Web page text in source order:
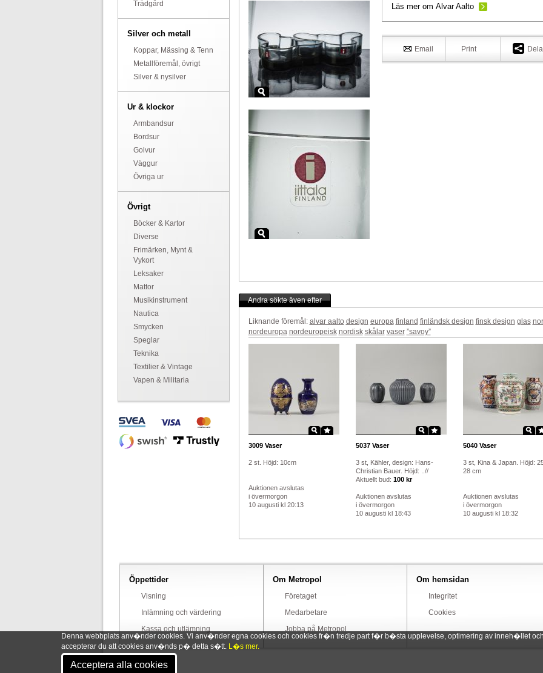
Denna webbplats anv�nder cookies. Vi anv�nder egna cookies och cookies fr�n tredje part f�r b�sta upplevelse, optimering av inneh�llet
accepterar du att cookies anv�nds p� detta s�tt. L�s mer.
Acceptera alla cookies
Trädgård
Silver och metall
Koppar, Mässing & Tenn
Metallföremål, övrigt
Silver & nysilver
Ur & klockor
Armbandsur
Bordsur
Golvur
Väggur
Övriga ur
Övrigt
Böcker & Kartor
Diverse
Frimärken, Mynt &
Vykort
Leksaker
Mattor
Musikinstrument
Nautica
Smycken
Speglar
Teknika
Textilier & Vintage
Vapen & Militaria
Läs mer om Alvar Aalto
Email Print Dela
Andra sökte även efter
Liknande föremål: alvar aalto design europa finland finländsk design finsk design glas
nordeuropa nordeuropeisk nordisk skålar vaser ”savoy”
3009Vaser
2 st. Höjd: 10cm
Auktionen avslutas
i övermorgon
10 augusti kl 20:13
5037Vaser
3 st, Kähler, design: Hans-
Christian Bauer. Höjd: ..//
Aktuellt bud: 100 kr
Auktionen avslutas
i övermorgon
10 augusti kl 18:43
5040Vaser
3 st, Kina & Japan. Höjd:
28 cm
Auktionen avslutas
i övermorgon
10 augusti kl 18:32
Öppettider
Visning
Inlämning och värdering
Kassa och utlämning
Om Metropol
Företaget
Medarbetare
Jobba på Metropol
Om hemsidan
Integritet
Cookies